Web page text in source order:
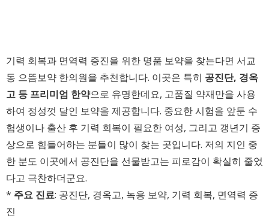
기력 회복과 면역력 증진을 위한 명품 보약을 찾는다면 서교
동 으뜸보약 한의원을 추천합니다. 이곳은 특히 공진단, 경옥
고 등 프리미엄 한약으로 유명한데요, 고품질 약재만을 사용
하여 정성껏 달인 보약을 제공합니다. 중요한 시험을 앞둔 수
험생이나 출산 후 기력 회복이 필요한 여성, 그리고 갱년기 증
상으로 힘들어하는 분들이 많이 찾는 곳입니다. 저의 지인 중
한 분도 이곳에서 공진단을 선물받고는 피로감이 확실히 줄었
다고 극찬하더군요.
* 주요 진료: 공진단, 경옥고, 녹용 보약, 기력 회복, 면역력 증
진